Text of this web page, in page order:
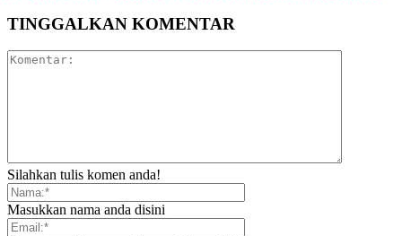
TINGGALKAN KOMENTAR
Silahkan tulis komen anda!
Masukkan nama anda disini